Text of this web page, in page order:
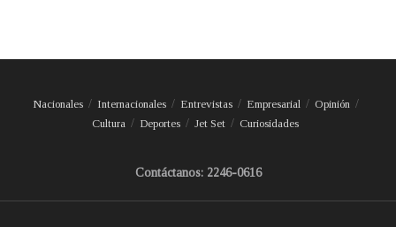
Nacionales Internacionales Entrevistas Empresarial
Opinión
Cultura
Deportes Jet Set Curiosidades
Contáctanos: 2246-0616